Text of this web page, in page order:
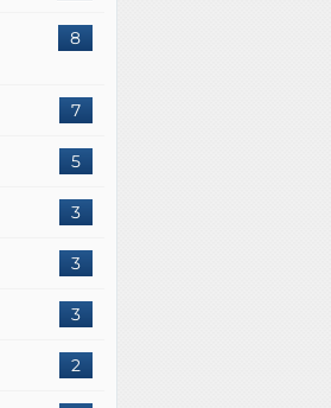
8
7
5
3
3
3
2